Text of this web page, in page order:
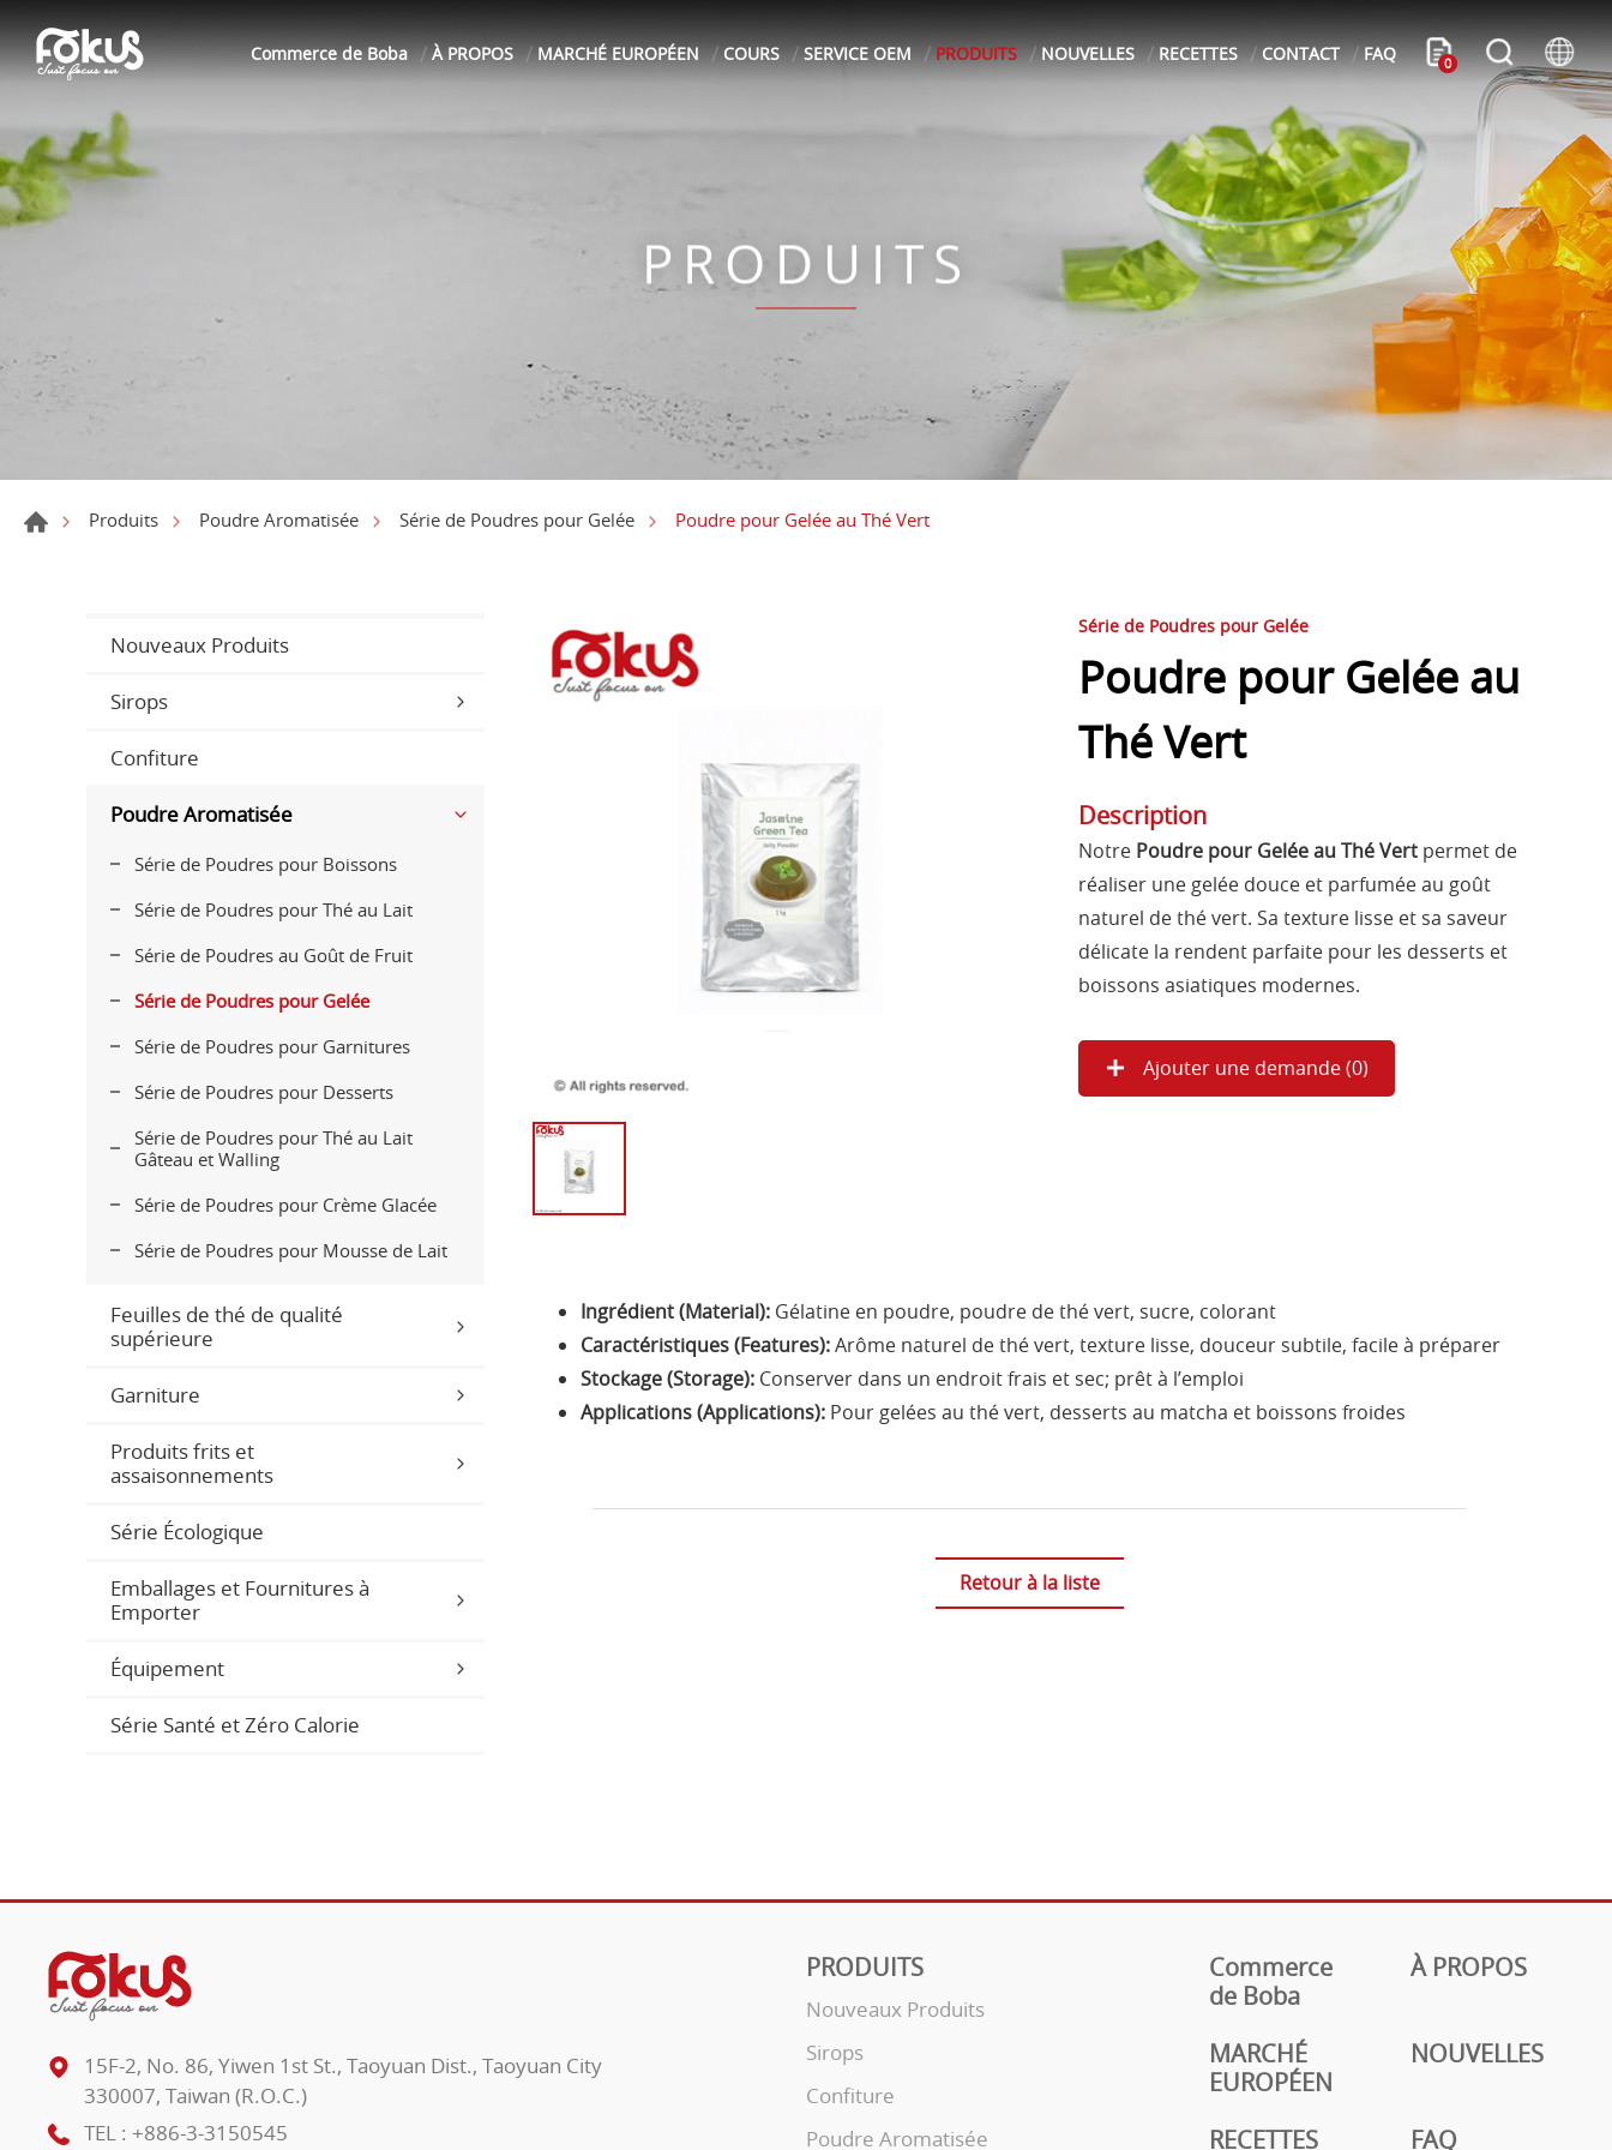
Commerce de Boba À PROPOS MARCHÉ EUROPÉEN COURS SERVICE OEM PRODUITS NOUVELLES RECETTES CONTACT FAQ 0
PRODUITS
Produits Poudre Aromatisée Série de Poudres pour Gelée Poudre pour Gelée au Thé Vert
Nouveaux Produits
Sirops
Confiture
Poudre Aromatisée
Série de Poudres pour Boissons
Série de Poudres pour Thé au Lait
Série de Poudres au Goût de Fruit
Série de Poudres pour Gelée
Série de Poudres pour Garnitures
Série de Poudres pour Desserts
Série de Poudres pour Thé au Lait
Gâteau et Walling
Série de Poudres pour Crème Glacée
Série de Poudres pour Mousse de Lait
Feuilles de thé de qualité
supérieure
Garniture
Produits frits et
assaisonnements
Série Écologique
Emballages et Fournitures à
Emporter
Équipement
Série Santé et Zéro Calorie
Série de Poudres pour Gelée
Poudre pour Gelée au
Thé Vert
Description
Notre Poudre pour Gelée au Thé Vert permet de
réaliser une gelée douce et parfumée au goût
naturel de thé vert. Sa texture lisse et sa saveur
délicate la rendent parfaite pour les desserts et
boissons asiatiques modernes.
Ajouter une demande (0)
Ingrédient (Material): Gélatine en poudre, poudre de thé vert, sucre, colorant
Caractéristiques (Features):Arôme naturel de thé vert, texture lisse, douceur subtile, facile à préparer
Stockage (Storage): Conserver dans un endroit frais et sec; prêt à l’emploi
Applications (Applications): Pour gelées au thé vert, desserts au matcha et boissons froides
Retour à la liste
PRODUITS
Nouveaux Produits
Sirops
Confiture
Poudre Aromatisée
Commerce
de Boba
À PROPOS
MARCHÉ
EUROPÉEN
NOUVELLES
RECETTES FAQ
15F-2, No. 86, Yiwen 1st St., Taoyuan Dist., Taoyuan City
330007, Taiwan (R.O.C.)
TEL : +886-3-3150545